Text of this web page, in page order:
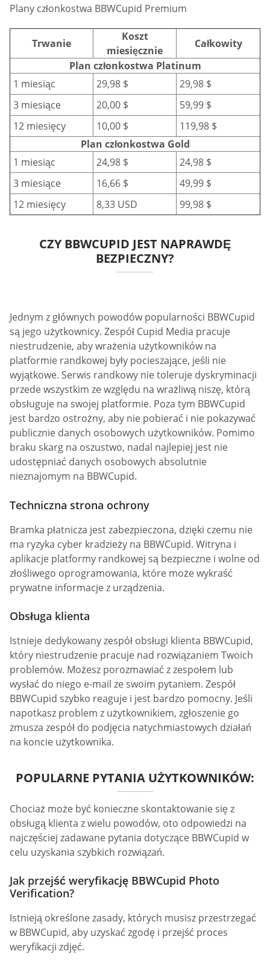
Plany członkostwa BBWCupid Premium
Trwanie
Koszt
miesięcznie
Całkowity
Plan członkostwa Platinum
1 miesiąc
29,98 $
29,98 $
3 miesiące
20,00 $
59,99 $
12 miesięcy
10,00 $
119,98 $
Plan członkostwa Gold
1 miesiąc
24,98 $
24,98 $
3 miesiące
16,66 $
49,99 $
12 miesięcy
8,33 USD 99,98 $
CZY BBWCUPID JEST NAPRAWDĘ
BEZPIECZNY?
Jednym z głównych powodów popularności BBWCupid
są jego użytkownicy. Zespół Cupid Media pracuje
niestrudzenie, aby wrażenia użytkowników na
platformie randkowej były pocieszające, jeśli nie
wyjątkowe. Serwis randkowy nie toleruje dyskryminacji
przede wszystkim ze względu na wrażliwą niszę, którą
obsługuje na swojej platformie. Poza tym BBWCupid
jest bardzo ostrożny, aby nie pobierać i nie pokazywać
publicznie danych osobowych użytkowników. Pomimo
braku skarg na oszustwo, nadal najlepiej jest nie
udostępniać danych osobowych absolutnie
nieznajomym na BBWCupid.
Techniczna strona ochrony
Bramka płatnicza jest zabezpieczona, dzięki czemu nie
ma ryzyka cyber kradzieży na BBWCupid. Witryna i
aplikacje platformy randkowej są bezpieczne i wolne od
złośliwego oprogramowania, które może wykraść
prywatne informacje z urządzenia.
Obsługa klienta
Istnieje dedykowany zespół obsługi klienta BBWCupid,
który niestrudzenie pracuje nad rozwiązaniem Twoich
problemów. Możesz porozmawiać z zespołem lub
wysłać do niego e-mail ze swoim pytaniem. Zespół
BBWCupid szybko reaguje i jest bardzo pomocny. Jeśli
napotkasz problem z użytkownikiem, zgłoszenie go
zmusza zespół do podjęcia natychmiastowych działań
na koncie użytkownika.
POPULARNE PYTANIA UŻYTKOWNIKÓW:
Chociaż może być konieczne skontaktowanie się z
obsługą klienta z wielu powodów, oto odpowiedzi na
najczęściej zadawane pytania dotyczące BBWCupid w
celu uzyskania szybkich rozwiązań.
Jak przejść weryfikację BBWCupid Photo
Verification?
Istnieją określone zasady, których musisz przestrzegać
w BBWCupid, aby uzyskać zgodę i przejść proces
weryfikacji zdjęć.